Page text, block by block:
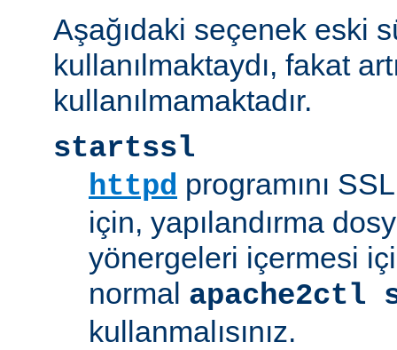
Aşağıdaki seçenek eski
kullanılmaktaydı, fakat
kullanılmamaktadır.
startssl
httpd programını
için, yapılandırma
yönergeleri içermesi
normal apache2ctl
kullanmalısınız.